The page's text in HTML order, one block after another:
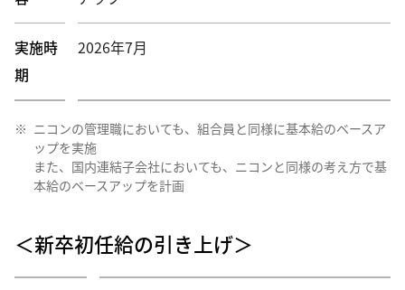
実施時
期
2026年7月
ニコンの管理職においても、組合員と同様に基本給のベースア
ップを実施
また、国内連結子会社においても、ニコンと同様の考え方で基
本給のベースアップを計画
＜新卒初任給の引き上げ＞